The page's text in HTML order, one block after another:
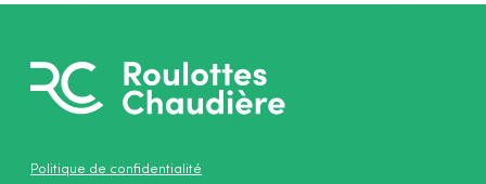
Politique de confidentialité